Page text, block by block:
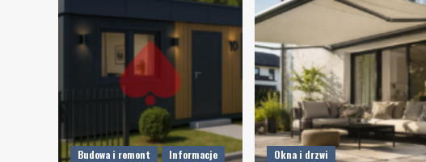
Budowa i remont Informacje Okna i drzwi